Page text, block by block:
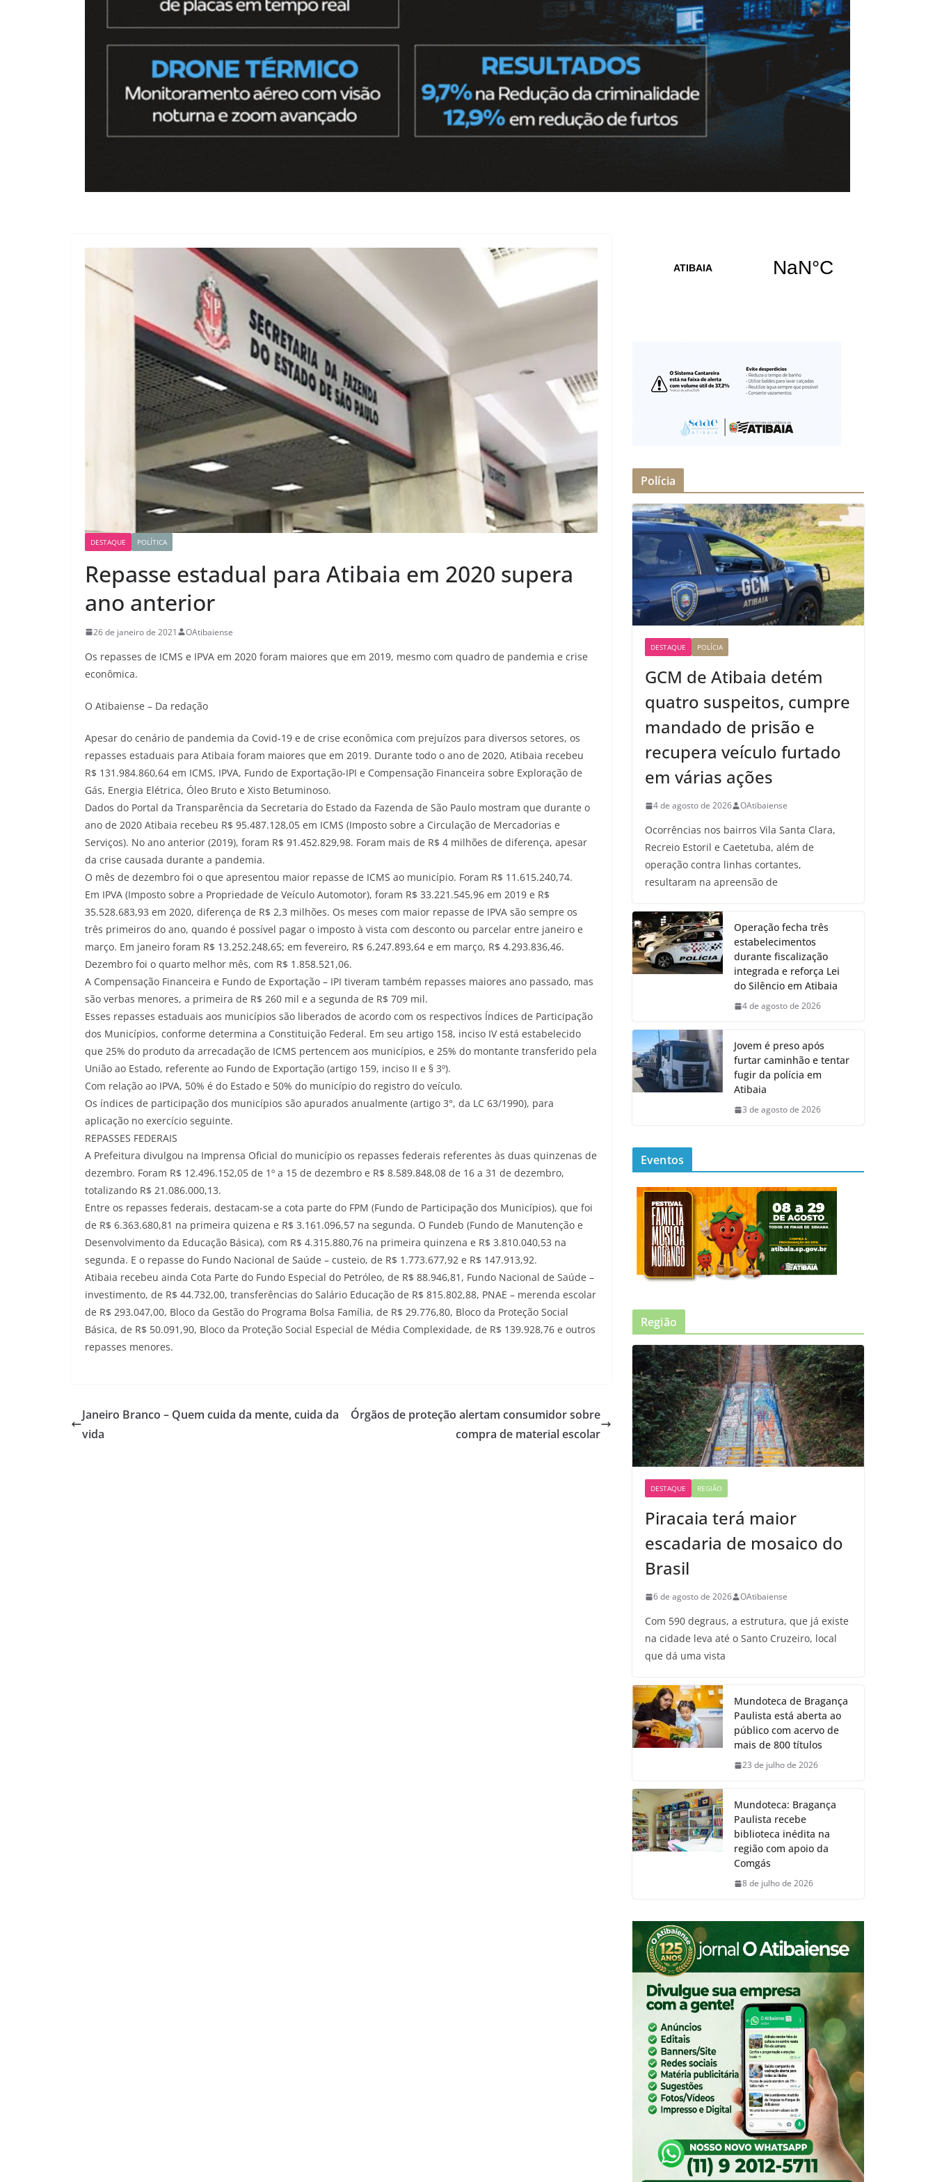
DESTAQUE POLÍTICA
Repasse estadual para Atibaia em 2020 supera
ano anterior
26 de janeiro de 2021 OAtibaiense
Os repasses de ICMS e IPVA em 2020 foram maiores que em 2019, mesmo com quadro de pandemia e crise
econômica.
O Atibaiense – Da redação
Apesar do cenário de pandemia da Covid-19 e de crise econômica com prejuízos para diversos setores, os
repasses estaduais para Atibaia foram maiores que em 2019. Durante todo o ano de 2020, Atibaia recebeu
R$ 131.984.860,64 em ICMS, IPVA, Fundo de Exportação-IPI e Compensação Financeira sobre Exploração de
Gás, Energia Elétrica, Óleo Bruto e Xisto Betuminoso.
Dados do Portal da Transparência da Secretaria do Estado da Fazenda de São Paulo mostram que durante o
ano de 2020 Atibaia recebeu R$ 95.487.128,05 em ICMS (Imposto sobre a Circulação de Mercadorias e
Serviços). No ano anterior (2019), foram R$ 91.452.829,98. Foram mais de R$ 4 milhões de diferença, apesar
da crise causada durante a pandemia.
O mês de dezembro foi o que apresentou maior repasse de ICMS ao município. Foram R$ 11.615.240,74.
Em IPVA (Imposto sobre a Propriedade de Veículo Automotor), foram R$ 33.221.545,96 em 2019 e R$
35.528.683,93 em 2020, diferença de R$ 2,3 milhões. Os meses com maior repasse de IPVA são sempre os
três primeiros do ano, quando é possível pagar o imposto à vista com desconto ou parcelar entre janeiro e
março. Em janeiro foram R$ 13.252.248,65; em fevereiro, R$ 6.247.893,64 e em março, R$ 4.293.836,46.
Dezembro foi o quarto melhor mês, com R$ 1.858.521,06.
A Compensação Financeira e Fundo de Exportação – IPI tiveram também repasses maiores ano passado, mas
são verbas menores, a primeira de R$ 260 mil e a segunda de R$ 709 mil.
Esses repasses estaduais aos municípios são liberados de acordo com os respectivos Índices de Participação
dos Municípios, conforme determina a Constituição Federal. Em seu artigo 158, inciso IV está estabelecido
que 25% do produto da arrecadação de ICMS pertencem aos municípios, e 25% do montante transferido pela
União ao Estado, referente ao Fundo de Exportação (artigo 159, inciso II e § 3º).
Com relação ao IPVA, 50% é do Estado e 50% do município do registro do veículo.
Os índices de participação dos municípios são apurados anualmente (artigo 3°, da LC 63/1990), para
aplicação no exercício seguinte.
REPASSES FEDERAIS
A Prefeitura divulgou na Imprensa Oficial do município os repasses federais referentes às duas quinzenas de
dezembro. Foram R$ 12.496.152,05 de 1º a 15 de dezembro e R$ 8.589.848,08 de 16 a 31 de dezembro,
totalizando R$ 21.086.000,13.
Entre os repasses federais, destacam-se a cota parte do FPM (Fundo de Participação dos Municípios), que foi
de R$ 6.363.680,81 na primeira quizena e R$ 3.161.096,57 na segunda. O Fundeb (Fundo de Manutenção e
Desenvolvimento da Educação Básica), com R$ 4.315.880,76 na primeira quinzena e R$ 3.810.040,53 na
segunda. E o repasse do Fundo Nacional de Saúde – custeio, de R$ 1.773.677,92 e R$ 147.913,92.
Atibaia recebeu ainda Cota Parte do Fundo Especial do Petróleo, de R$ 88.946,81, Fundo Nacional de Saúde –
investimento, de R$ 44.732,00, transferências do Salário Educação de R$ 815.802,88, PNAE – merenda escolar
de R$ 293.047,00, Bloco da Gestão do Programa Bolsa Família, de R$ 29.776,80, Bloco da Proteção Social
Básica, de R$ 50.091,90, Bloco da Proteção Social Especial de Média Complexidade, de R$ 139.928,76 e outros
repasses menores.
Janeiro Branco – Quem cuida da mente, cuida da
vida
Órgãos de proteção alertam consumidor sobre
compra de material escolar
Polícia
DESTAQUE POLÍCIA
GCM de Atibaia detém
quatro suspeitos, cumpre
mandado de prisão e
recupera veículo furtado
em várias ações
4 de agosto de 2026 OAtibaiense
Ocorrências nos bairros Vila Santa Clara,
Recreio Estoril e Caetetuba, além de
operação contra linhas cortantes,
resultaram na apreensão de
Operação fecha três
estabelecimentos
durante fiscalização
integrada e reforça Lei
do Silêncio em Atibaia
4 de agosto de 2026
Jovem é preso após
furtar caminhão e tentar
fugir da polícia em
Atibaia
3 de agosto de 2026
Eventos
Região
DESTAQUE REGIÃO
Piracaia terá maior
escadaria de mosaico do
Brasil
6 de agosto de 2026 OAtibaiense
Com 590 degraus, a estrutura, que já existe
na cidade leva até o Santo Cruzeiro, local
que dá uma vista
Mundoteca de Bragança
Paulista está aberta ao
público com acervo de
mais de 800 títulos
23 de julho de 2026
Mundoteca: Bragança
Paulista recebe
biblioteca inédita na
região com apoio da
Comgás
8 de julho de 2026